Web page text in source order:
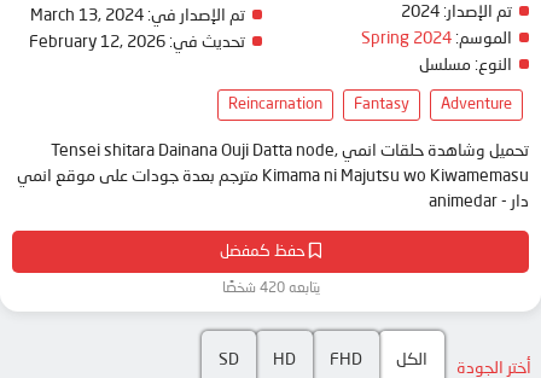
حفظ كمفضل
يتابعه 420 شخصًا
تم الإصدار:
الموسم: Spring 2024
النوع: مسلسل
تم الإصدار في: March 13, 2024
تحديث في: February 12, 2026
Adventure
Fantasy
Reincarnation
تحميل وشاهدة حلقات انمي Tensei shitara Dainana Ouji Datta node,
Kimama ni Majutsu wo Kiwamemasu مترجم بعدة جودات على موقع انمي
دار - animedar
أختر الجودة الكل FHD
HD
SD